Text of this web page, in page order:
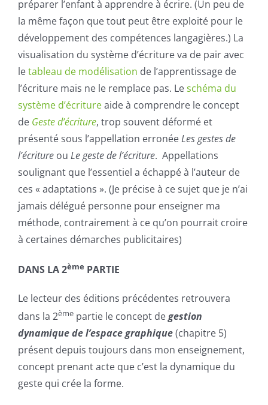
préparer l’enfant à apprendre à écrire. (Un peu de
la même façon que tout peut être exploité pour le
développement des compétences langagières.) La
visualisation du système d’écriture va de pair avec
letableau de modélisation de l’apprentissage de
l’écriture mais ne le remplace pas. Leschéma du
système d’écritureaide à comprendre le concept
de Geste d’écriture, trop souvent déformé et
présenté sous l’appellation erronéeLes gestes de
l’écriture ou Le geste de l’écriture. Appellations
soulignant que l’essentiel a échappé à l’auteur de
ces « adaptations ». (Je précise à ce sujet que je n’ai
jamais délégué personne pour enseigner ma
méthode, contrairement à ce qu’on pourrait croire
à certaines démarches publicitaires)
DANS LA 2ème PARTIE
Le lecteur des éditions précédentes retrouvera
dans la 2ème partie le concept degestion
dynamiquede l’espace graphique(chapitre 5)
présent depuis toujours dans mon enseignement,
concept prenant acte que c’est la dynamique du
geste qui crée la forme.